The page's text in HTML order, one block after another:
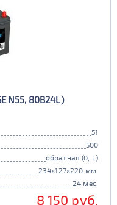
N55, 80B24L)
51
500
обратная (0, L)
234x127x220 мм.
24 мес.
8 150 руб.